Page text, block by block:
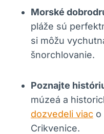
Morské
pláže sú
si môžu
šnorchlovanie.
Poznajte
múzeá a
dozvedeli viac o
Crikvenice.